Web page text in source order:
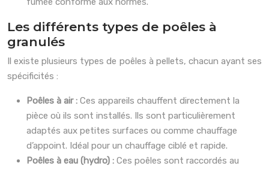
Les différents types de poêles à
granulés
Il existe plusieurs types de poêles à pellets, chacun ayant ses
spécificités :
Poêles à air : Ces appareils chauffent directement la
pièce où ils sont installés. Ils sont particulièrement
adaptés aux petites surfaces ou comme chauffage
d’appoint. Idéal pour un chauffage ciblé et rapide.
Poêles à eau (hydro) : Ces poêles sont raccordés au